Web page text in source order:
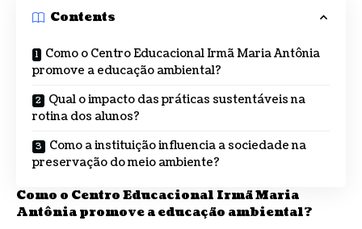
Contents
Como o Centro Educacional Irmã Maria Antônia
promove a educação ambiental?
Qual o impacto das práticas sustentáveis na
rotina dos alunos?
Como a instituição influencia a sociedade na
preservação do meio ambiente?
Como o Centro Educacional Irmã Maria
Antônia promove a educação ambiental?